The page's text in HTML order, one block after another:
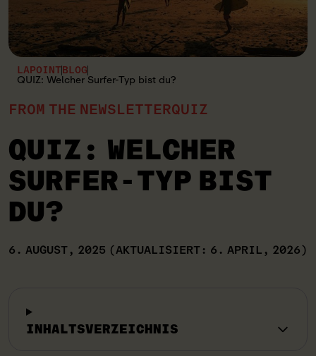
LAPOINT BLOG
QUIZ: Welcher Surfer-Typ bist du?
FROM THE NEWSLETTERQUIZ
QUIZ: WELCHER
SURFER-TYP BIST
DU?
6. AUGUST, 2025 (AKTUALISIERT: 6. APRIL, 2026)
INHALTSVERZEICHNIS